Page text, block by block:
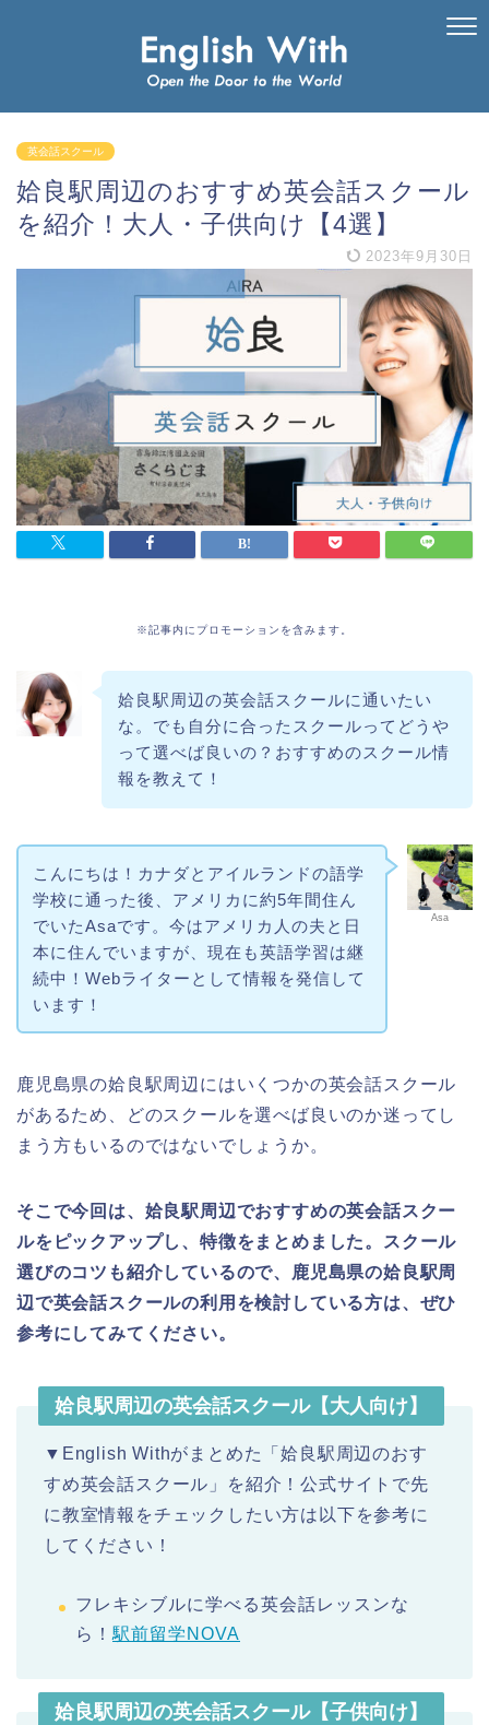
英会話スクール
姶良駅周辺のおすすめ英会話スクール
を紹介！大人・子供向け【4選】
2023年9月30日
※記事内にプロモーションを含みます。
姶良駅周辺の英会話スクールに通いたい
な。でも自分に合ったスクールってどうや
って選べば良いの？おすすめのスクール情
報を教えて！
Asa
こんにちは！カナダとアイルランドの語学
学校に通った後、アメリカに約5年間住ん
でいたAsaです。今はアメリカ人の夫と日
本に住んでいますが、現在も英語学習は継
続中！Webライターとして情報を発信して
います！
鹿児島県の姶良駅周辺にはいくつかの英会話スクール
があるため、どのスクールを選べば良いのか迷ってし
まう方もいるのではないでしょうか。
そこで今回は、姶良駅周辺でおすすめの英会話スクー
ルをピックアップし、特徴をまとめました。
スクール
選びのコツも紹介しているので、鹿児島県の姶良駅周
辺で英会話スクールの利用を検討している方は、ぜひ
参考にしてみてください。
姶良駅周辺の英会話スクール【大人向け】
▼English Withがまとめた「姶良駅周辺のおす
すめ英会話スクール」を紹介！公式サイトで先
に教室情報をチェックしたい方は以下を参考に
してください！
フレキシブルに学べる英会話レッスンな
ら！ 駅前留学NOVA
姶良駅周辺の英会話スクール【子供向け】